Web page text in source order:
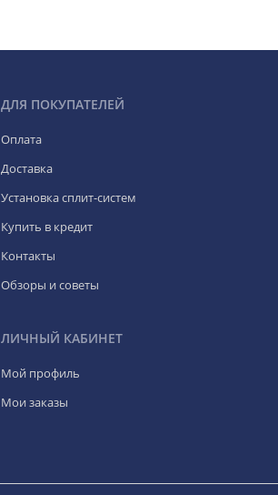
ДЛЯ ПОКУПАТЕЛЕЙ
Оплата
Доставка
Установка сплит-систем
Купить в кредит
Контакты
Обзоры и советы
ЛИЧНЫЙ КАБИНЕТ
Мой профиль
Мои заказы